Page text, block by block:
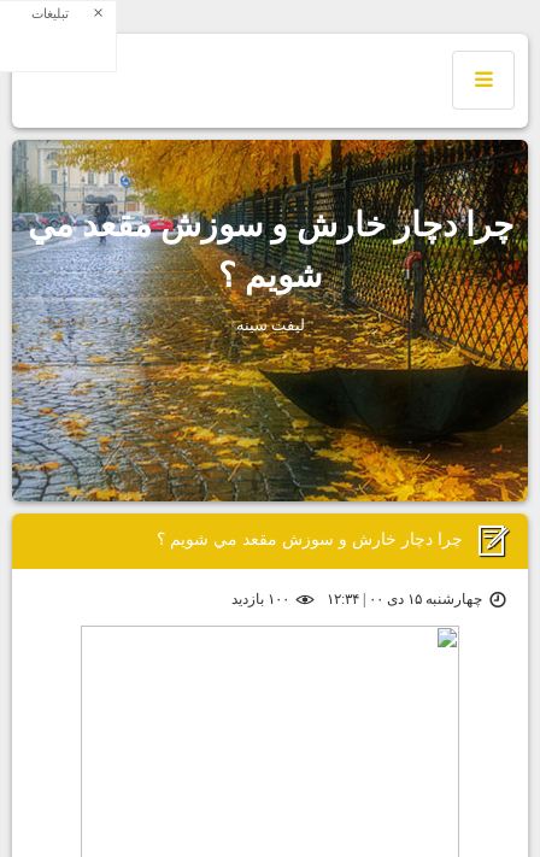
چرا دچار خارش و سوزش مقعد مي
شويم ؟
ليفت سينه
چرا دچار خارش و سوزش مقعد مي شويم ؟
چهارشنبه ۱۵ دی ۰۰ | ۱۲:۳۴ ۱۰۰ بازديد
تبلیغات